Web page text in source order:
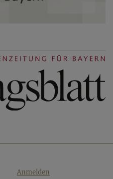
Benutzermenü
Anmelden